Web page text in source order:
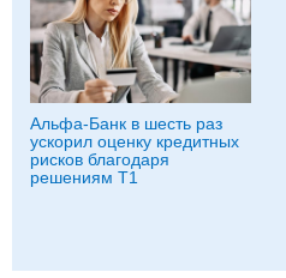
Альфа-Банк в шесть раз
ускорил оценку кредитных
рисков благодаря
решениям Т1